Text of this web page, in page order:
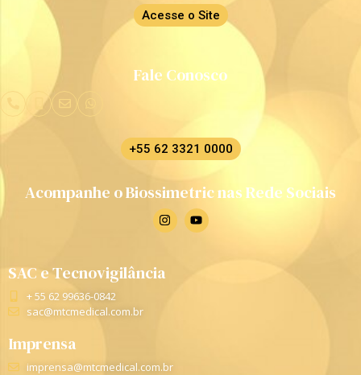
Acesse o Site
Fale Conosco
+55 62 3321 0000
Acompanhe o Biossimetric nas Rede Sociais
SAC e Tecnovigilância
+ 55 62 99636-0842
sac@mtcmedical.com.br
Imprensa
imprensa@mtcmedical.com.br